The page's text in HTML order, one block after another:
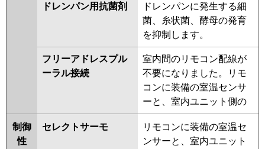
ドレンパン用抗菌剤
ドレンパンに発生する細
菌、糸状菌、酵母の発育
を抑制します。
フリーアドレスプル
ーラル接続
室内間のリモコン配線が
不要になりました。リモ
コンに装備の室温センサ
ーと、室内ユニット側の
制御
性
セレクトサーモ
リモコンに装備の室温セ
ンサーと、室内ユニット